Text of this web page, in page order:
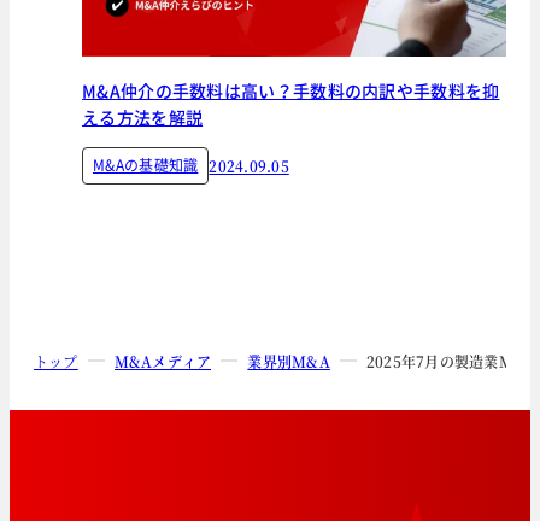
M&A仲介の手数料は高い？手数料の内訳や手数料を抑
える方法を解説
M&Aの基礎知識 2024.09.05
トップ M&Aメディア 業界別M&A 2025年7月の製造業M&A